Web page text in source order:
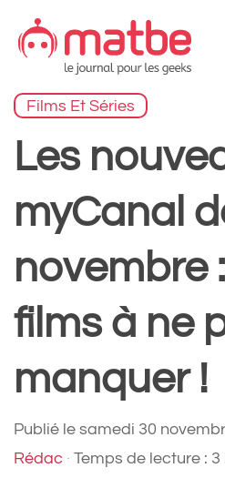
contenu
Films Et Séries
Les
myCanal
novembre
films à ne
manquer !
Publié le samedi 30
Rédac · Temps de lecture :